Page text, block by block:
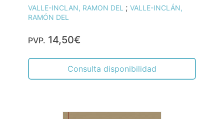
VALLE-INCLAN, RAMON DEL ; VALLE-INCLÁN,
RAMÓN DEL
PVP. 14,50€
Consulta disponibilidad